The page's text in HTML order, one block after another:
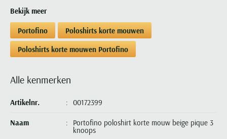
Buy 2 save €20
Softshell jassen
Reset
Roy Robson
Schiesser
Seidensticker
Slater
Bekijk meer
Portofino
Poloshirts korte mouwen
Poloshirts korte mouwen Portofino
Alle kenmerken
Artikelnr. 00172399
Naam Portofino poloshirt korte mouw beige pique 3
knoops